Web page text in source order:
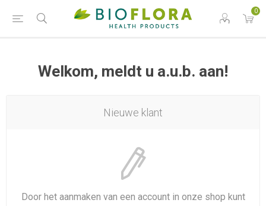
0
Welkom, meldt u a.u.b. aan!
Nieuwe klant
Door het aanmaken van een account in onze shop kunt